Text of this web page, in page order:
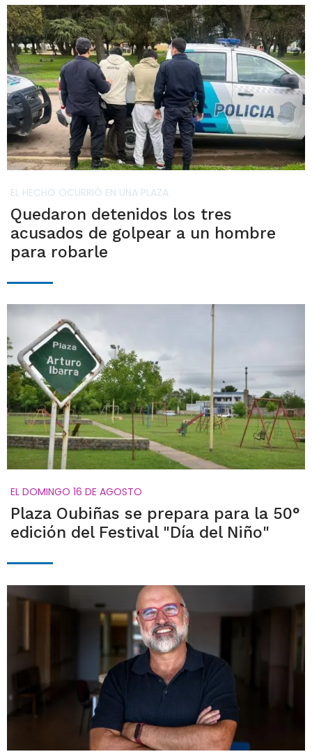
EL HECHO OCURRIÓ EN UNA PLAZA
Quedaron detenidos los tres
acusados de golpear a un hombre
para robarle
EL DOMINGO 16 DE AGOSTO
Plaza Oubiñas se prepara para la 50°
edición del Festival "Día del Niño"